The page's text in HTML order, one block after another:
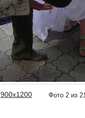
900x1200 Фото 2 из